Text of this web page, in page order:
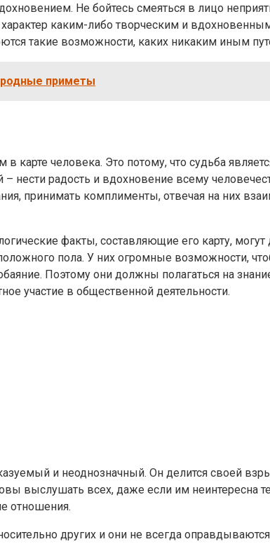
Не бойтесь смеяться в лицо
каким-либо творческим и
такие возможности, каких никаким иным
приметы
человека. Это потому, что судьба
нести радость и вдохновение всему
принимать комплименты, отвечая на них
факты, составляющие его карту,
пола. У них огромные возможности,
Поэтому они должны полагаться на
участие в общественной деятельности.
и неоднозначный. Он делится своей
выслушать всех, даже если им
отношения.
других и они не всегда